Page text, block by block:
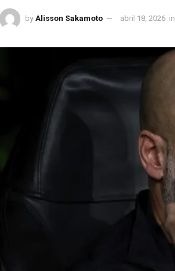
by Alisson Sakamoto abril 18, 2026 in